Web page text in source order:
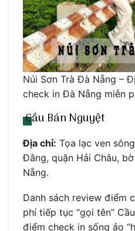
Núi Sơn Trà Đà Nẵng –
check in Đà Nẵng miễn
Cầu Bán Nguyệt
Địa chỉ: Tọa lạc ven
Đằng, quận Hải Châu,
Nẵng.
Danh sách review điểm
phí tiếp tục “gọi tên”
điểm check in sống ảo